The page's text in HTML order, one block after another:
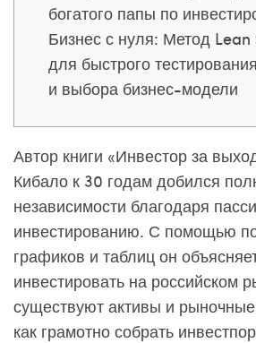
богатого папы по
Бизнес с нуля: Метод
для быстрого
и выбора бизнес-модели
Автор книги «Инвестор за
Кибало к 30 годам добился
независимости благодаря
инвестированию. С помощью
графиков и таблиц он
инвестировать на российском
существуют активы и
как грамотно собрать